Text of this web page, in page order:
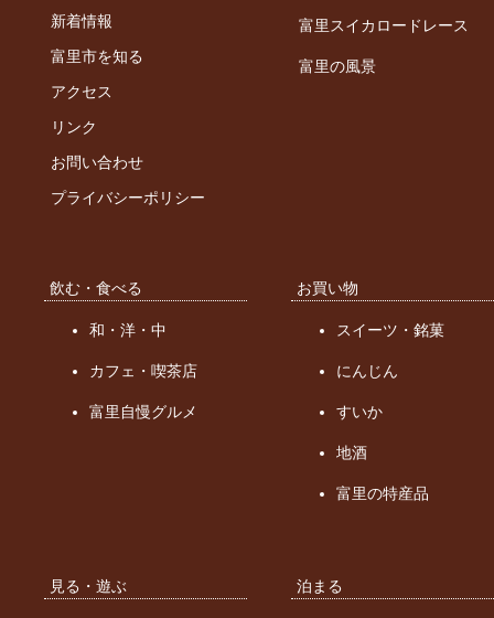
新着情報
富里市を知る
アクセス
リンク
お問い合わせ
プライバシーポリシー
飲む・食べる
和・洋・中
カフェ・喫茶店
富里自慢グルメ
お買い物
スイーツ・銘菓
にんじん
すいか
地酒
富里の特産品
見る・遊ぶ 泊まる
富里スイカロードレース
富里の風景